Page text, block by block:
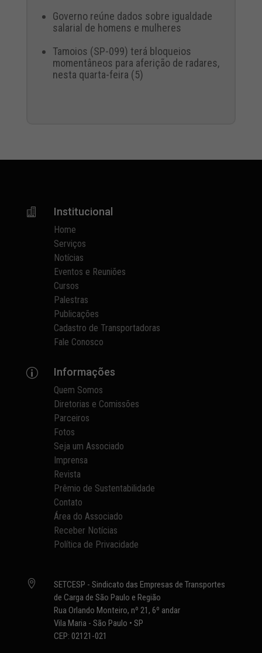
Governo reúne dados sobre igualdade
salarial de homens e mulheres
Tamoios (SP-099) terá bloqueios
momentâneos para aferição de radares,
nesta quarta-feira (5)
 Institucional
Home
Serviços
Notícias
Eventos e Reuniões
Cursos
Palestras
Publicações
Cadastro de Transportadoras
Fale Conosco
p Informações
Quem Somos
Diretorias e Comissões
Parceiros
Fotos
Seja um Associado
Imprensa
Revista
Prêmio de Sustentabilidade
Contato
Área do Associado
Receber Notícias
Política de Privacidade

SETCESP - Sindicato das Empresas de Transportes
de Carga de São Paulo e Região
Rua Orlando Monteiro, nº 21, 6º andar
Vila Maria - São Paulo • SP
CEP: 02121-021